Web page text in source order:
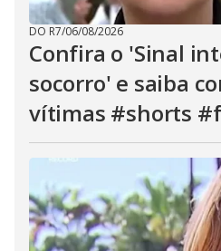
DO R7/06/08/2026
Confira o 'Sinal
socorro' e saiba
vítimas #shorts